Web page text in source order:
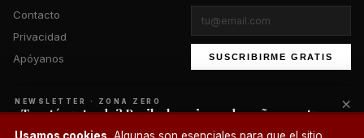
Contacto
Privacidad
Apóyanos
SUSCRIBIRME GRATIS
© 2026 Zona Zero Media. Todos los derechos reservados.
NEWSLETTER · ZONA ZERO
¿Te está gustando? Recibe lo mejor cada mañana en tu
correo.
×